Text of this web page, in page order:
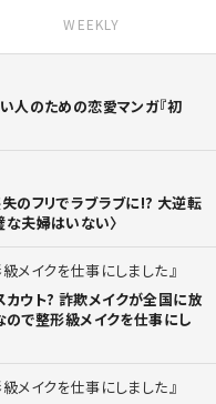
WEEKLY
人のための恋愛マンガ『初
失のフリでラブラブに!? 大逆転
な夫婦はいない〉
メイクを仕事にしました
カウト? 詐欺メイクが全国に放
ので整形級メイクを仕事にし
メイクを仕事にしました